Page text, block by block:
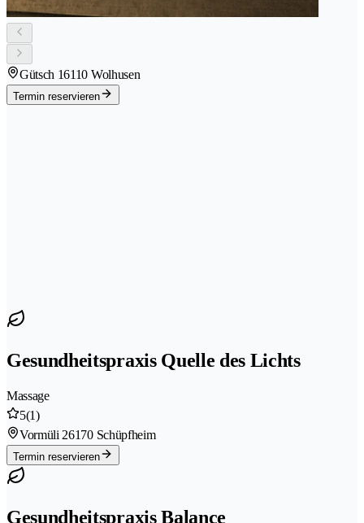
Gütsch 16110 Wolhusen
Termin reservieren
Gesundheitspraxis Quelle des Lichts
Massage
5(1)
Vormüli 26170 Schüpfheim
Termin reservieren
Gesundheitspraxis Balance